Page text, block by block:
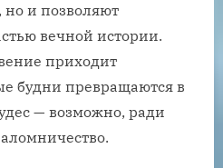
но и позволяют
вечной истории.
приходит
будни превращаются в
— возможно, ради